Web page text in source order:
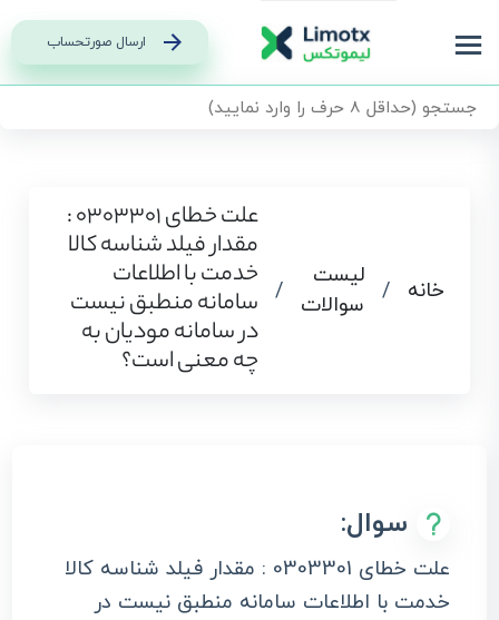
ارسال صورتحساب
خانه /
لیست
سوالات
/
علت خطای 0303301 :
مقدار فیلد شناسه کالا
خدمت با اطلاعات
سامانه منطبق نیست
در سامانه مودیان به
چه معنی است؟
سوال:
علت خطای 0303301 : مقدار فیلد شناسه کالا
خدمت با اطلاعات سامانه منطبق نیست در